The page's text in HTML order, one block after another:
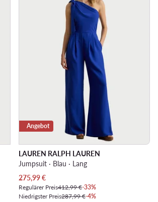
Angebot
LAUREN RALPH LAUREN
Jumpsuit · Blau · Lang
Aktueller Preis
275,99€
Regulärer Preis412,99 €-33%
Niedrigster Preis287,99 €-4%